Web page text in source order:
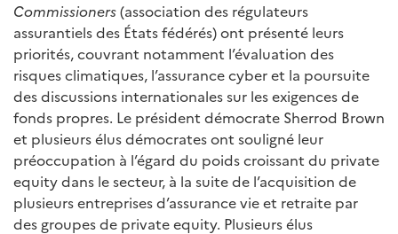
Commissioners(association des régulateurs
assurantiels des États fédérés) ont présenté leurs
priorités, couvrant notamment l’évaluation des
risques climatiques, l’assurance cyber et la poursuite
des discussions internationales sur les exigences de
fonds propres. Le président démocrate Sherrod Brown
et plusieurs élus démocrates ont souligné leur
préoccupation à l’égard du poids croissant du private
equity dans le secteur, à la suite de l’acquisition de
plusieurs entreprises d’assurance vie et retraite par
des groupes de private equity. Plusieurs élus